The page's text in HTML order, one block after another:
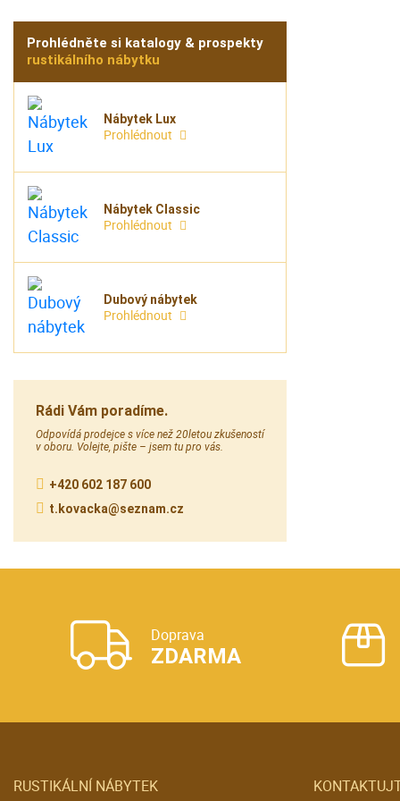
Prohlédněte si katalogy & prospekty
rustikálního nábytku
Nábytek Lux
Prohlédnout
Nábytek Classic
Prohlédnout
Dubový nábytek
Prohlédnout
Rádi Vám poradíme.
Odpovídá prodejce s více než 20letou zkušeností
v oboru. Volejte, pište – jsem tu pro vás.
+420 602 187 600
t.kovacka@seznam.cz
Doprava
ZDARMA
RUSTIKÁLNÍ NÁBYTEK